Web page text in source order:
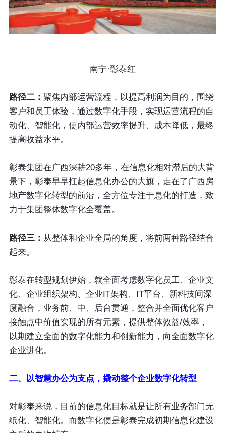
南宁·彰泰红
路径二： 聚焦内部运营流程，以提高利润为目的，围绕
客户和员工体验，通过数字化手段，实现运营流程的自
动化、智能化，使内部运营效率提升、成本降低，最终
提高收益水平。
彰泰集团在广西深耕20多年，在信息化相对滞后的大背
景下，彰泰早早扛起信息化办公的大旗，走在了广西房
地产数字化转型的前沿，全方位专注于息化的打造，致
力于集团整体数字化全覆盖。
路径三： 从整体和企业全局的角度，将前两种路径结合
起来。
彰泰在转型规划伊始，就全面考虑数字化员工、企业文
化、企业组织架构、企业IT架构、IT平台、新科技间深
度融合，业务前、中、后台贯通，整合并全面优化客户
接触点中价值实现的所有元素，提供整体效益/效率，
以期建立全面的数字化能力和创新能力，向全面数字化
企业进化。
二、以智慧办公为支点，撬动整个企业数字化转型
对彰泰来说，目前的信息化目标就是让所有业务部门无
纸化、智能化。而数字化便是彰泰完成初期信息化建设